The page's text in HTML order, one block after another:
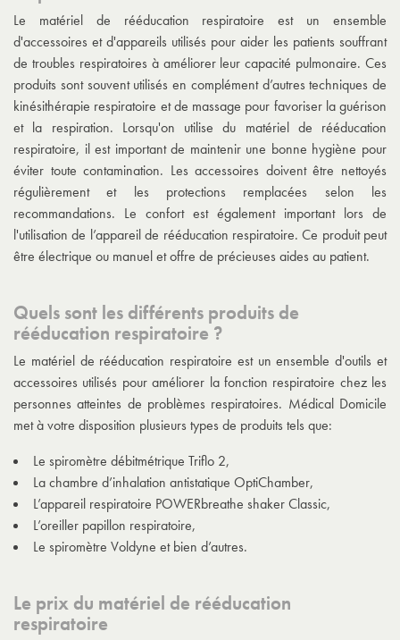
Le matériel de rééducation respiratoire est un ensemble
d'accessoires et d'appareils utilisés pour aider les patients souffrant
de troubles respiratoires à améliorer leur capacité pulmonaire. Ces
produits sont souvent utilisés en complément d’autres techniques de
kinésithérapie respiratoire et de massage pour favoriser la guérison
et la respiration. Lorsqu'on utilise du matériel de rééducation
respiratoire, il est important de maintenir une bonne hygiène pour
éviter toute contamination. Les accessoires doivent être nettoyés
régulièrement et les protections remplacées selon les
recommandations. Le confort est également important lors de
l'utilisation de l’appareil de rééducation respiratoire. Ce produit peut
être électrique ou manuel et offre de précieuses aides au patient.
Quels sont les différents produits de
rééducation respiratoire ?
Le matériel de rééducation respiratoire est un ensemble d'outils et
accessoires utilisés pour améliorer la fonction respiratoire chez les
personnes atteintes de problèmes respiratoires. Médical Domicile
met à votre disposition plusieurs types de produits tels que:
Le spiromètre débitmétrique Triflo 2,
La chambre d’inhalation antistatique OptiChamber,
L’appareil respiratoire POWERbreathe shaker Classic,
L’oreiller papillon respiratoire,
Le spiromètre Voldyne et bien d’autres.
Le prix du matériel de rééducation
respiratoire